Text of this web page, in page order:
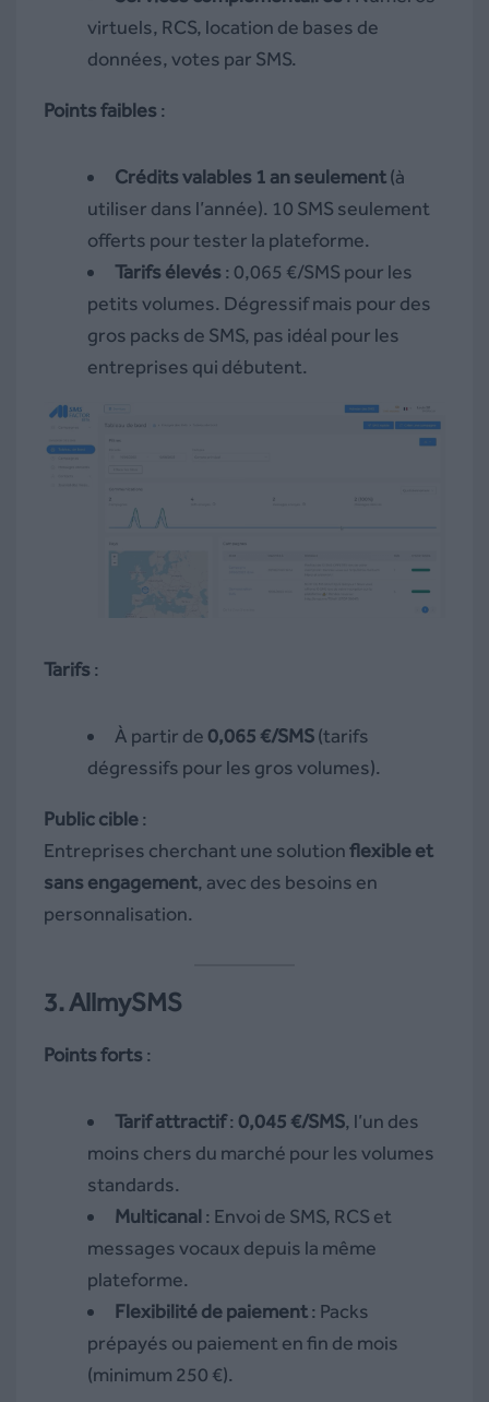
virtuels, RCS, location de bases de
données, votes par SMS.
Points faibles:
Crédits valables 1 an seulement(à
utiliser dans l’année). 10 SMS seulement
offerts pour tester la plateforme.
Tarifs élevés: 0,065 €/SMS pour les
petits volumes. Dégressif mais pour des
gros packs de SMS, pas idéal pour les
entreprises qui débutent.
Tarifs:
À partir de 0,065 €/SMS(tarifs
dégressifs pour les gros volumes).
Public cible:
Entreprises cherchant une solutionflexible et
sans engagement, avec des besoins en
personnalisation.
3. AllmySMS
Points forts:
Tarif attractif: 0,045 €/SMS, l’un des
moins chers du marché pour les volumes
standards.
Multicanal: Envoi de SMS, RCS et
messages vocaux depuis la même
plateforme.
Flexibilité de paiement: Packs
prépayés ou paiement en fin de mois
(minimum 250 €).